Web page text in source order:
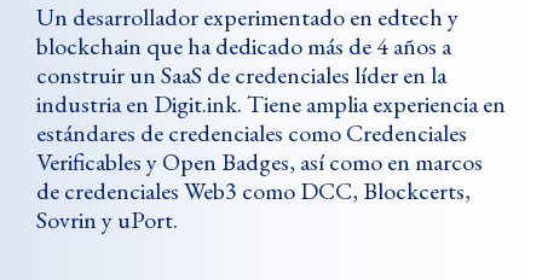
Un desarrollador experimentado en edtech y
blockchain que ha dedicado más de 4 años a
construir un SaaS de credenciales líder en la
industria en Digit.ink. Tiene amplia experiencia en
estándares de credenciales como Credenciales
Verificables y Open Badges, así como en marcos
de credenciales Web3 como DCC, Blockcerts,
Sovrin y uPort.